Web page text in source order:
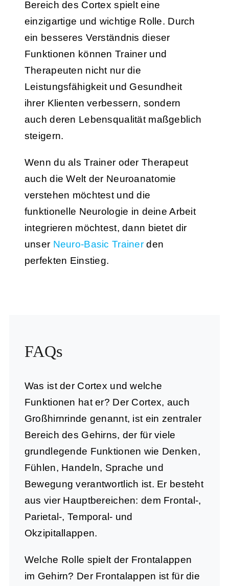
Bereich des Cortex spielt eine
einzigartige und wichtige Rolle. Durch
ein besseres Verständnis dieser
Funktionen können Trainer und
Therapeuten nicht nur die
Leistungsfähigkeit und Gesundheit
ihrer Klienten verbessern, sondern
auch deren Lebensqualität maßgeblich
steigern.
Wenn du als Trainer oder Therapeut
auch die Welt der Neuroanatomie
verstehen möchtest und die
funktionelle Neurologie in deine Arbeit
integrieren möchtest, dann bietet dir
unser Neuro-Basic Trainer den
perfekten Einstieg.
FAQs
Was ist der Cortex und welche
Funktionen hat er? Der Cortex, auch
Großhirnrinde genannt, ist ein zentraler
Bereich des Gehirns, der für viele
grundlegende Funktionen wie Denken,
Fühlen, Handeln, Sprache und
Bewegung verantwortlich ist. Er besteht
aus vier Hauptbereichen: dem Frontal-,
Parietal-, Temporal- und
Okzipitallappen.
Welche Rolle spielt der Frontalappen
im Gehirn? Der Frontalappen ist für die